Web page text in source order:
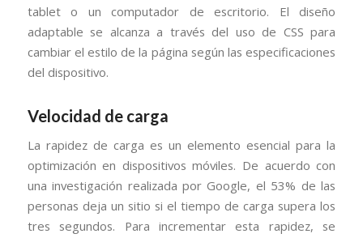
tablet o un computador de escritorio. El diseño
adaptable se alcanza a través del uso de CSS para
cambiar el estilo de la página según las especificaciones
del dispositivo.
Velocidad de carga
La rapidez de carga es un elemento esencial para la
optimización en dispositivos móviles. De acuerdo con
una investigación realizada por Google, el 53% de las
personas deja un sitio si el tiempo de carga supera los
tres segundos. Para incrementar esta rapidez, se